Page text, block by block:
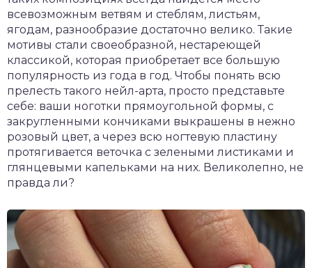
всевозможным ветвям и стеблям, листьям,
ягодам, разнообразие достаточно велико. Такие
мотивы стали своеобразной, нестареющей
классикой, которая приобретает все большую
популярность из года в год. Чтобы понять всю
прелесть такого нейл-арта, просто представьте
себе: ваши ноготки прямоугольной формы, с
закругленными кончиками выкрашены в нежно
розовый цвет, а через всю ногтевую пластину
протягивается веточка с зелеными листиками и
глянцевыми капельками на них. Великолепно, не
правда ли?